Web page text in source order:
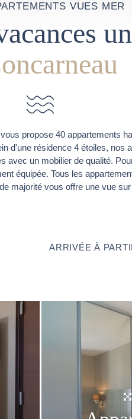
VUES MER
propose 40 appartements
d'une résidence 4 étoiles, nos
avec un mobilier de qualité.
équipée. Tous les
majorité vous offre une vue sur
ARRIVÉE À